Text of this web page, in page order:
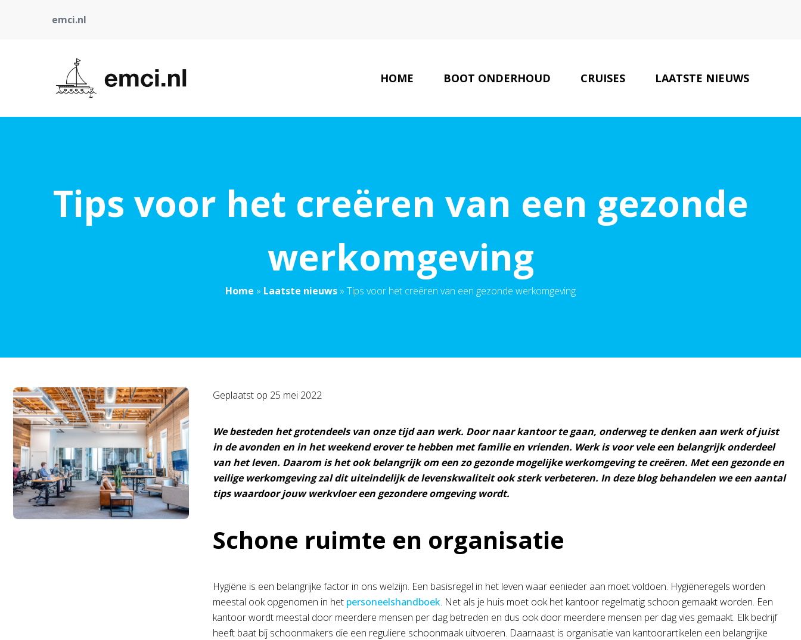
emci.nl
HOME BOOT ONDERHOUD CRUISES LAATSTE NIEUWS
Tips voor het creëren van een gezonde
werkomgeving
Home » Laatste nieuws » Tips voor het creëren van een gezonde werkomgeving
Geplaatst op 25 mei 2022
We besteden het grotendeels van onze tijd aan werk. Door naar kantoor te gaan, onderweg te denken aan werk of juist
in de avonden en in het weekend erover te hebben met familie en vrienden. Werk is voor vele een belangrijk onderdeel
van het leven. Daarom is het ook belangrijk om een zo gezonde mogelijke werkomgeving te creëren. Met een gezonde en
veilige werkomgeving zal dit uiteindelijk de levenskwaliteit ook sterk verbeteren. In deze blog behandelen we een aantal
tips waardoor jouw werkvloer een gezondere omgeving wordt.
Schone ruimte en organisatie
Hygiëne is een belangrijke factor in ons welzijn. Een basisregel in het leven waar eenieder aan moet voldoen. Hygiëneregels worden
meestal ook opgenomen in het personeelshandboek. Net als je huis moet ook het kantoor regelmatig schoon gemaakt worden. Een
kantoor wordt meestal door meerdere mensen per dag betreden en dus ook door meerdere mensen per dag vies gemaakt. Elk bedrijf
heeft baat bij schoonmakers die een reguliere schoonmaak uitvoeren. Daarnaast is organisatie van kantoorartikelen een belangrijke